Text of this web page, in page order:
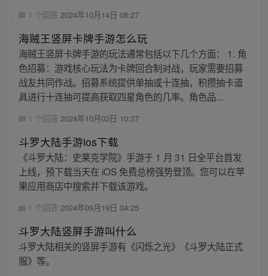
1 个回答 2024年10月14日 08:27
海贼王竖屏卡牌手游怎么玩
海贼王竖屏卡牌手游的玩法通常包括以下几个方面： 1. 角
色招募：游戏核心玩法为卡牌回合制对战，玩家需要招募
战友共同作战。招募系统提供单抽或十连抽，积攒抽卡道
具进行十连抽可提高获取四星角色的几率。角色品...
1 个回答 2024年10月03日 10:37
斗罗大陆手游ios下载
《斗罗大陆：史莱克学院》手游于 1 月 31 日全平台首发
上线，预下载当天在 iOS 免费总榜强势登顶。您可以在苹
果应用商店中搜索并下载该游戏。
1 个回答 2024年09月19日 04:25
斗罗大陆竖屏手游叫什么
斗罗大陆相关的竖屏手游有《闪烁之光》《斗罗大陆正式
服》等。